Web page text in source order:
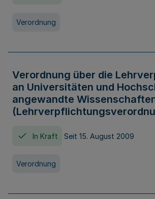
Verordnung
Verordnung über die
an Universitäten und
angewandte
In Kraft Seit 15. August 2009
Verordnung